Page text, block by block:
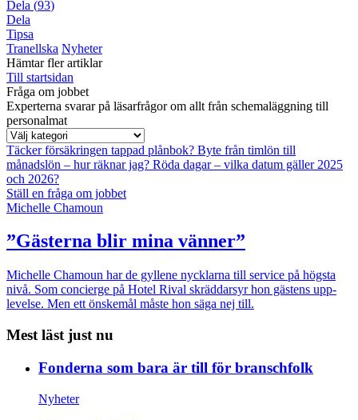
Dela (93)
Dela
Tipsa
Tranellska Nyheter
Hämtar fler artiklar
Till startsidan
Fråga om jobbet
Experterna svarar på läsarfrågor om allt från schemaläggning till
personalmat
Täcker försäkringen tappad plånbok? Byte från timlön till
månadslön – hur räknar jag? Röda dagar – vilka datum gäller 2025
och 2026?
Ställ en fråga om jobbet
Michelle Chamoun
”Gästerna blir mina vänner”
Michelle Chamoun har de gyllene nycklarna till service på högsta
nivå. Som concierge på Hotel Rival skräddarsyr hon gästens upp­
levelse. Men ett önskemål måste hon säga nej till.
Mest läst just nu
Fonderna som bara är till för branschfolk
Nyheter